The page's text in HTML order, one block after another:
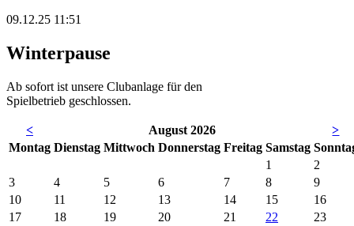
09.12.25 11:51
Winterpause
Ab sofort ist unsere Clubanlage für den
Spielbetrieb geschlossen.
< August 2026
>
Montag Dienstag Mittwoch Donnerstag Freitag Samstag So
1
2
3
4 5 6 7 8
9
10
11 12 13 14 15
16
17
18 19 20 21 22
23